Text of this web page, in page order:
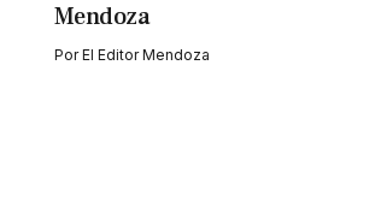
Mendoza
PorEl Editor Mendoza